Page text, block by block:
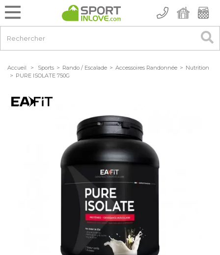
Accueil > Sports > Rando / Escalade > Accessoires Randonnée > Nutrition
> PURE ISOLATE 750G